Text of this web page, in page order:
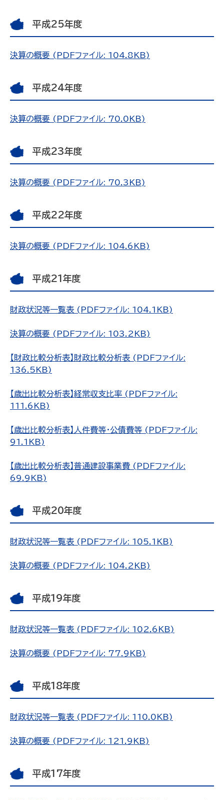
平成25年度
決算の概要 (PDFファイル: 104.8KB)
平成24年度
決算の概要 (PDFファイル: 70.0KB)
平成23年度
決算の概要 (PDFファイル: 70.3KB)
平成22年度
決算の概要 (PDFファイル: 104.6KB)
平成21年度
財政状況等一覧表 (PDFファイル: 104.1KB)
決算の概要 (PDFファイル: 103.2KB)
【財政比較分析表】財政比較分析表 (PDFファイル:
136.5KB)
【歳出比較分析表】経常収支比率 (PDFファイル:
111.6KB)
【歳出比較分析表】人件費等・公債費等 (PDFファイル:
91.1KB)
【歳出比較分析表】普通建設事業費 (PDFファイル:
69.9KB)
平成20年度
財政状況等一覧表 (PDFファイル: 105.1KB)
決算の概要 (PDFファイル: 104.2KB)
平成19年度
財政状況等一覧表 (PDFファイル: 102.6KB)
決算の概要 (PDFファイル: 77.9KB)
平成18年度
財政状況等一覧表 (PDFファイル: 110.0KB)
決算の概要 (PDFファイル: 121.9KB)
平成17年度